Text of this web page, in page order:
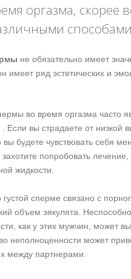
оргазма, скорее
не обязательно имеет
имеет ряд эстетических и
во время оргазма часто
. Если вы страдаете от низкой
вы будете чувствовать себя
попробовать
жидкости.
сперме связано с
объем эякулята.
как у этих мужчин, может
неполноценности может
между партнерами.